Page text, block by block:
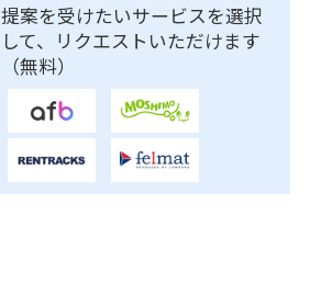
提案を受けたいサービスを選択
して、リクエストいただけます
（無料）